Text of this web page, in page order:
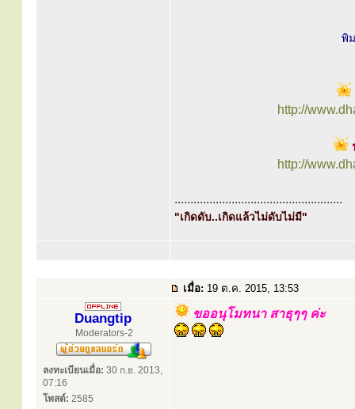
พิ
http://
http://
.....................................................
"เกิดดับ..เกิดแล้วไม่ดับไม่มี"
เมื่อ: 19 ต.ค. 2015, 13:53
Duangtip
Moderators-2
ลงทะเบียนเมื่อ: 30 ก.ย. 2013,
07:16
โพสต์: 2585
ขออนุโมทนา สาธุๆๆ ค่ะ